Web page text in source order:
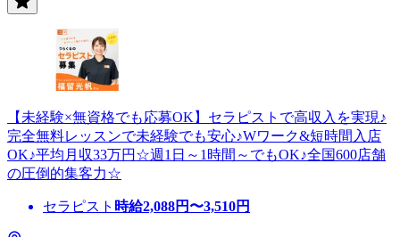
【未経験×無資格でも応募OK】セラピストで高収入を実現♪
完全無料レッスンで未経験でも安心♪Wワーク&短時間入店
OK♪平均月収33万円☆週1日～1時間～でもOK♪全国600店舗
の圧倒的集客力☆
セラピスト 時給2,088円〜3,510円